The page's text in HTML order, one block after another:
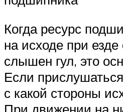
Когда ресурс
на исходе при езде
слышен гул, это
Если
с какой стороны